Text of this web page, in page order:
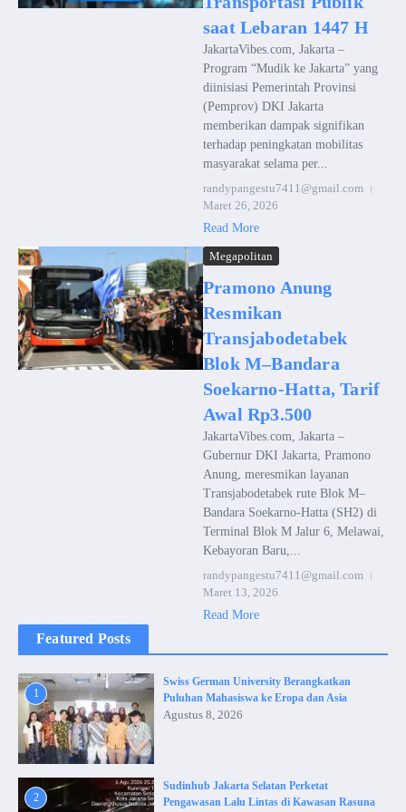
saat Lebaran 1447 H
JakartaVibes.com, Jakarta –
Program “Mudik ke Jakarta” yang
diinisiasi Pemerintah Provinsi
(Pemprov) DKI Jakarta
memberikan dampak signifikan
terhadap peningkatan mobilitas
masyarakat selama per...
randypangestu7411@gmail.com
Maret 26, 2026
Read More
Megapolitan
Pramono Anung
Resmikan
Transjabodetabek
Blok M–Bandara
Soekarno-Hatta, Tarif
Awal Rp3.500
JakartaVibes.com, Jakarta –
Gubernur DKI Jakarta, Pramono
Anung, meresmikan layanan
Transjabodetabek rute Blok M–
Bandara Soekarno-Hatta (SH2) di
Terminal Blok M Jalur 6, Melawai,
Kebayoran Baru,...
randypangestu7411@gmail.com
Maret 13, 2026
Read More
Featured Posts
1
Swiss German University Berangkatkan
Puluhan Mahasiswa ke Eropa dan Asia
Agustus 8, 2026
2
Sudinhub Jakarta Selatan Perketat
Pengawasan Lalu Lintas di Kawasan Rasuna